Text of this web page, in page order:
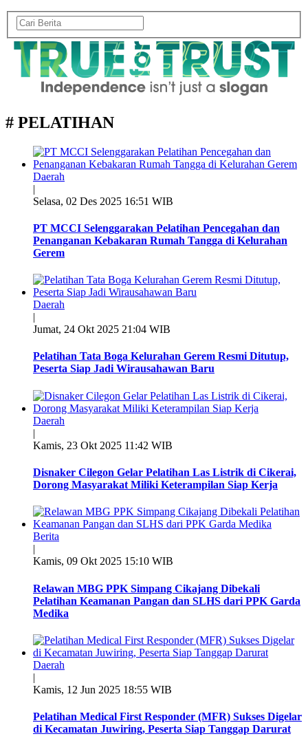
# PELATIHAN
Daerah
|
Selasa, 02 Des 2025 16:51 WIB
PT MCCI Selenggarakan Pelatihan Pencegahan dan
Penanganan Kebakaran Rumah Tangga di Kelurahan
Gerem
Daerah
|
Jumat, 24 Okt 2025 21:04 WIB
Pelatihan Tata Boga Kelurahan Gerem Resmi Ditutup,
Peserta Siap Jadi Wirausahawan Baru
Daerah
|
Kamis, 23 Okt 2025 11:42 WIB
Disnaker Cilegon Gelar Pelatihan Las Listrik di Cikerai,
Dorong Masyarakat Miliki Keterampilan Siap Kerja
Berita
|
Kamis, 09 Okt 2025 15:10 WIB
Relawan MBG PPK Simpang Cikajang Dibekali
Pelatihan Keamanan Pangan dan SLHS dari PPK Garda
Medika
Daerah
|
Kamis, 12 Jun 2025 18:55 WIB
Pelatihan Medical First Responder (MFR) Sukses Digelar
di Kecamatan Juwiring, Peserta Siap Tanggap Darurat